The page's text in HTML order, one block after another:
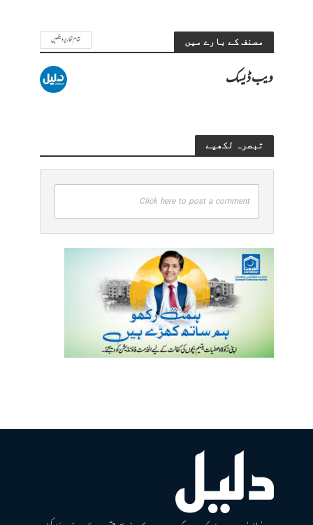
مصنف کے بارے میں تمام تحاریر دیکھیں
ویب ڈیسک
تبصرہ لکھیے
Click here to post a comment